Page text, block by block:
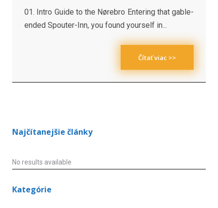
01. Intro Guide to the Nørebro Entering that gable-
ended Spouter-Inn, you found yourself in...
Čítať viac >>
Najčítanejšie články
No results available
Kategórie